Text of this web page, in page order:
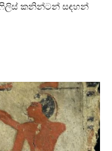
කනින්ටන් සඳහන්